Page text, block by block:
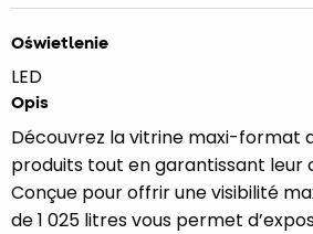
Oświetlenie
LED
Opis
Découvrez la vitrine maxi-format
produits tout en garantissant leur
Conçue pour offrir une visibilité
de 1 025 litres vous permet